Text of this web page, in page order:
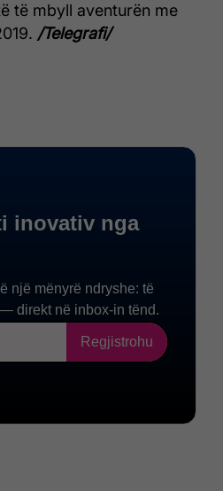
të mbyll aventurën me
/Telegrafi/